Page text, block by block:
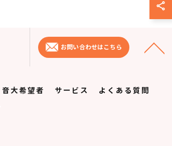
お問い合わせはこちら
音大希望者 サービス よくある質問